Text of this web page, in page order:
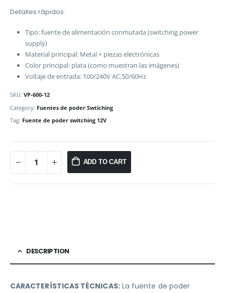
Detalles rápidos:
Tipo: fuente de alimentación conmutada (switching power
supply)
Material principal: Metal + piezas electrónicas
Color principal: plata (como muestran las imágenes)
Voltaje de entrada: 100/240V AC,50/60Hz
SKU: VP-600-12
Category: Fuentes de poder Swtiching
Tag: Fuente de poder switching 12V
ADD TO CART
DESCRIPTION
CARACTERÍSTICAS TÉCNICAS:La fuente de poder